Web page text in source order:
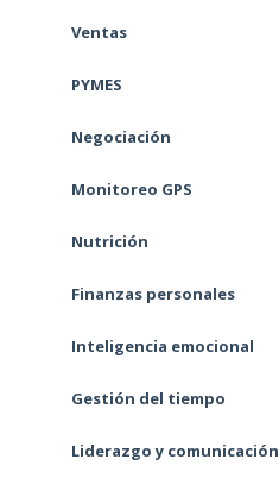
Ventas
PYMES
Negociación
Monitoreo GPS
Nutrición
Finanzas personales
Inteligencia emocional
Gestión del tiempo
Liderazgo y comunicación